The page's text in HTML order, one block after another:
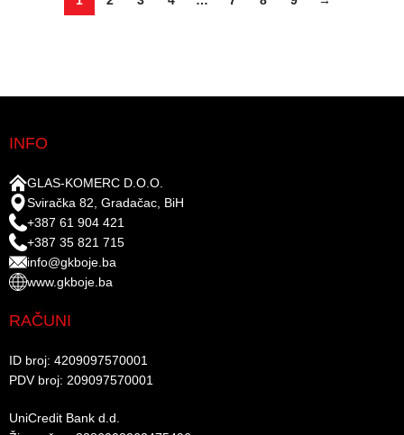
INFO
GLAS-KOMERC D.O.O.
Sviračka 82, Gradačac, BiH
+387 61 904 421
+387 35 821 715
info@gkboje.ba
www.gkboje.ba
RAČUNI
ID broj: 4209097570001​
PDV broj: 209097570001 ​
UniCredit Bank d.d.​